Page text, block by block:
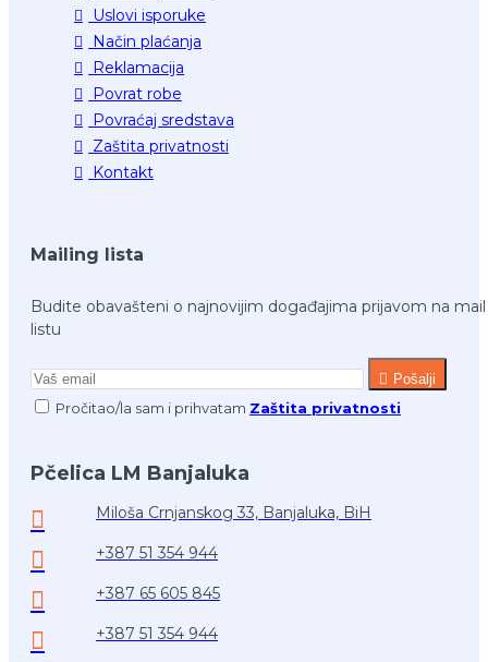
Uslovi isporuke
Način plaćanja
Reklamacija
Povrat robe
Povraćaj sredstava
Zaštita privatnosti
Kontakt
Mailing lista
Budite obavašteni o najnovijim događajima prijavom na mail
listu
Pošalji
Pročitao/la sam i prihvatam Zaštita privatnosti
Pčelica LM Banjaluka
Miloša Crnjanskog 33, Banjaluka, BiH
+387 51 354 944
+387 65 605 845
+387 51 354 944